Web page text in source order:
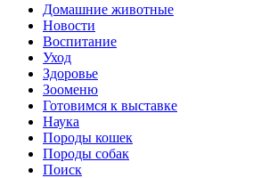
Домашние животные
Новости
Воспитание
Уход
Здоровье
Зооменю
Готовимся к выставке
Наука
Породы кошек
Породы собак
Поиск